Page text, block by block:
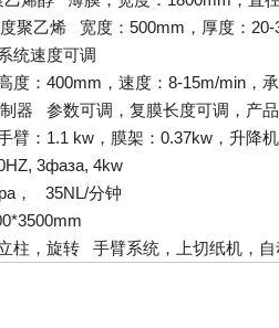
聚乙烯 宽度：500mm，厚度：20-
统速度可调
度：400mm，速度：8-15m/min，
器 参数可调，复膜长度可调，产
臂：1.1 kw，膜架：0.37kw，升降
3фаза, 4kw
， 35NL/分钟
柱，旋转 手臂系统，上切纸机，自